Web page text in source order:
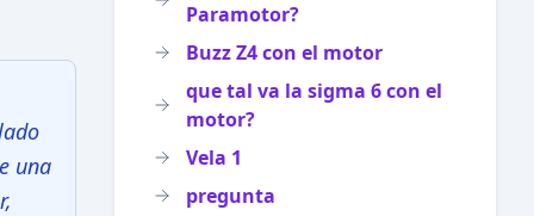
una
Paramotor?
Buzz Z4 con el motor
que tal va la sigma 6 con el
motor?
Vela 1
pregunta